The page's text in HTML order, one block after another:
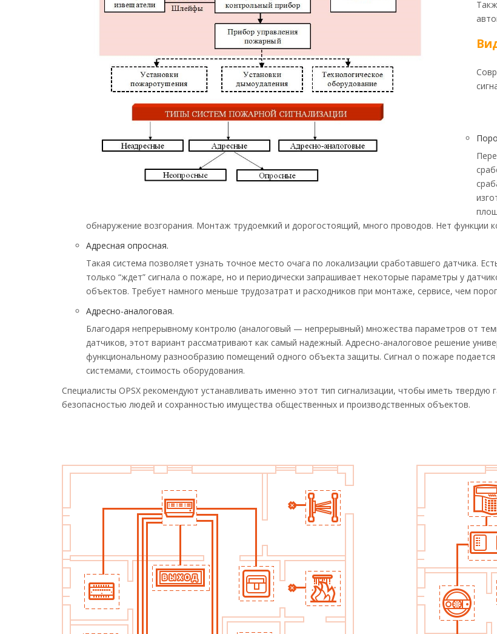
обнаружение возгорания. Монтаж трудоемкий и дорогостоящий, много проводов. Нет функции
Адресная опросная.
Такая система позволяет узнать точное место очага по локализации сработавшего датчика.
только “ждет” сигнала о пожаре, но и периодически запрашивает некоторые параметры у
объектов. Требует намного меньше трудозатрат и расходников при монтаже, сервисе, чем
Адресно-аналоговая.
Благодаря непрерывному контролю (аналоговый — непрерывный) множества параметров от
датчиков, этот вариант рассматривают как самый надежный. Адресно-аналоговое решение
функциональному разнообразию помещений одного объекта защиты. Сигнал о пожаре
системами, стоимость оборудования.
Специалисты OPSX рекомендуют устанавливать именно этот тип сигнализации, чтобы иметь твердую
безопасностью людей и сохранностью имущества общественных и производственных объектов.